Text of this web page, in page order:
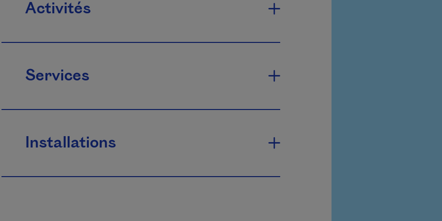
Activités
Services
Installations